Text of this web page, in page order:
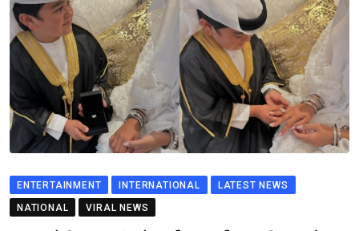
ENTERTAINMENT INTERNATIONAL
LATEST NEWS
NATIONAL
VIRAL NEWS